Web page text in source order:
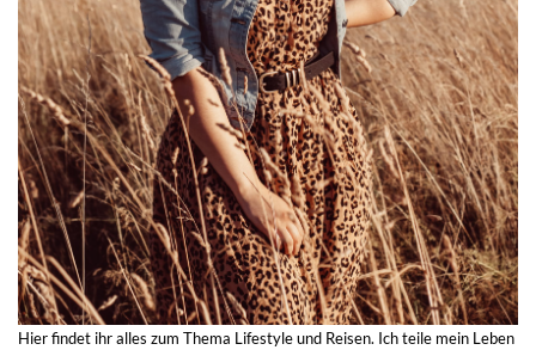
Hier findet ihr alles zum Thema Lifestyle und Reisen. Ich teile mein Leben